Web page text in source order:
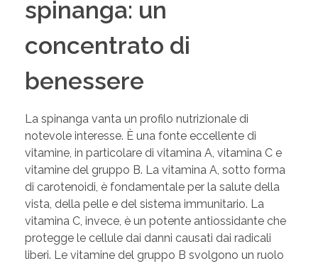
spinanga: un
concentrato di
benessere
La spinanga vanta un profilo nutrizionale di
notevole interesse. È una fonte eccellente di
vitamine, in particolare di vitamina A, vitamina C e
vitamine del gruppo B. La vitamina A, sotto forma
di carotenoidi, è fondamentale per la salute della
vista, della pelle e del sistema immunitario. La
vitamina C, invece, è un potente antiossidante che
protegge le cellule dai danni causati dai radicali
liberi. Le vitamine del gruppo B svolgono un ruolo